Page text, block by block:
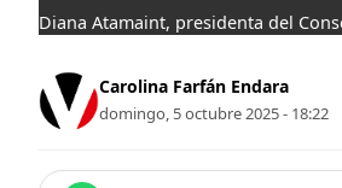
Diana Atamaint, presidenta del
Carolina Farfán Endara
domingo, 5 octubre 2025 - 18:22